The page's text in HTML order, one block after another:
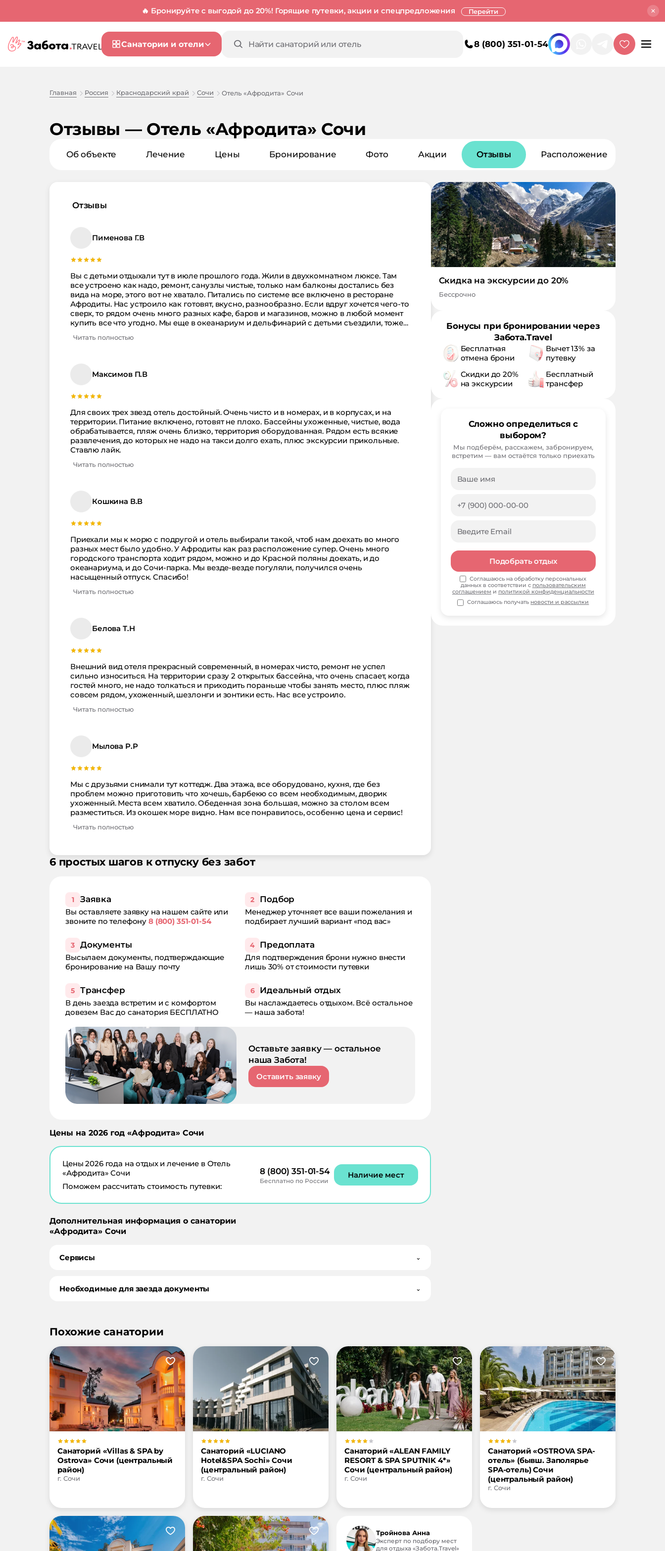
🔥 Бронируйте с выгодой до 20%! Горящие путевки, акции и спецпредложения Перейти
Санатории и отели 8 (800) 351-01-54
Главная Россия Краснодарский край Сочи Отель «Афродита» Сочи
Отзывы — Отель «Афродита» Сочи
Об объекте Лечение Цены Бронирование Фото Акции Отзывы Расположение
Отзывы
Пименова Г.В
Вы с детьми отдыхали тут в июле прошлого года. Жили в двухкомнатном люксе. Там
все устроено как надо, ремонт, санузлы чистые, только нам балконы достались без
вида на море, этого вот не хватало. Питались по системе все включено в ресторане
Афродиты. Нас устроило как готовят, вкусно, разнообразно. Если вдруг хочется чего-то
сверх, то рядом очень много разных кафе, баров и магазинов, можно в любой момент
купить все что угодно. Мы еще в океанариум и дельфинарий с детьми съездили, тоже
Читать полностью
Максимов П.В
Для своих трех звезд отель достойный. Очень чисто и в номерах, и в корпусах, и на
территории. Питание включено, готовят не плохо. Бассейны ухоженные, чистые, вода
обрабатывается, пляж очень близко, территория оборудованная. Рядом есть всякие
развлечения, до которых не надо на такси долго ехать, плюс экскурсии прикольные.
Ставлю лайк.
Читать полностью
Кошкина В.В
Приехали мы к морю с подругой и отель выбирали такой, чтоб нам доехать во много
разных мест было удобно. У Афродиты как раз расположение супер. Очень много
городского транспорта ходит рядом, можно и до Красной поляны доехать, и до
океанариума, и до Сочи-парка. Мы везде-везде погуляли, получился очень
насыщенный отпуск. Спасибо!
Читать полностью
Белова Т.Н
Внешний вид отеля прекрасный современный, в номерах чисто, ремонт не успел
сильно износиться. На территории сразу 2 открытых бассейна, что очень спасает, когда
гостей много, не надо толкаться и приходить пораньше чтобы занять место, плюс пляж
совсем рядом, ухоженный, шезлонги и зонтики есть. Нас все устроило.
Читать полностью
Мылова Р.Р
Мы с друзьями снимали тут коттедж. Два этажа, все оборудовано, кухня, где без
проблем можно приготовить что хочешь, барбекю со всем необходимым, дворик
ухоженный. Места всем хватило. Обеденная зона большая, можно за столом всем
разместиться. Из окошек море видно. Нам все понравилось, особенно цена и сервис!
Читать полностью
6 простых шагов к отпуску без забот
1 Заявка
Вы оставляете заявку на нашем сайте или
звоните по телефону8 (800) 351-01-54
2 Подбор
Менеджер уточняет все ваши пожелания и
подбирает лучший вариант «под вас»
3 Документы
Высылаем документы, подтверждающие
бронирование на Вашу почту
4 Предоплата
Для подтверждения брони нужно внести
лишь 30% от стоимости путевки
5 Трансфер
В день заезда встретим и с комфортом
довезем Вас до санатория БЕСПЛАТНО
6 Идеальный отдых
Вы наслаждаетесь отдыхом. Всё остальное
— наша забота!
Оставьте заявку — остальное
наша Забота!
Оставить заявку
Цены на 2026 год «Афродита» Сочи
Цены2026года на отдых и лечение в Отель
«Афродита» Сочи
Поможем рассчитать стоимость путевки:
8 (800) 351-01-54
Бесплатно по России
Наличие мест
Дополнительная информация о санатории
«Афродита» Сочи
Сервисы ⌄
Необходимые для заезда документы ⌄
Скидка на экскурсии до 20%
Бессрочно
Бонусы при бронировании через
Забота.Travel
Бесплатная
отмена брони
Вычет 13% за
путевку
Скидки до 20%
на экскурсии
Бесплатный
трансфер
Сложно определиться с
выбором?
Мы подберём, расскажем, забронируем,
встретим — вам остаётся только приехать
Подобрать отдых
Соглашаюсь на обработку персональных
данных в соответствии с пользовательским
соглашением и политикой конфиденциальности
Соглашаюсь получать новости и рассылки
Похожие санатории
Санаторий «Villas & SPA by
Ostrova» Сочи (центральный
район)
г. Сочи
Санаторий «LUCIANO
Hotel&SPA Sochi» Сочи
(центральный район)
г. Сочи
Санаторий «ALEAN FAMILY
RESORT & SPA SPUTNIK 4*»
Сочи (центральный район)
г. Сочи
Санаторий «OSTROVA SPA-
отель» (бывш. Заполярье
SPA-отель) Сочи
(центральный район)
г. Сочи
Тройнова Анна
Эксперт по подбору мест
для отдыха «Забота.Travel»